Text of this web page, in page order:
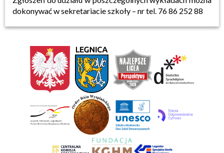
dokonywać w sekretariacie szkoły – nr tel. 76 86 252 88